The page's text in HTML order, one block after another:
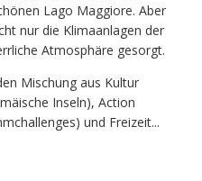
Lago Maggiore. Aber
nur die Klimaanlagen der
Atmosphäre gesorgt.
Mischung aus Kultur
Inseln), Action
und Freizeit...